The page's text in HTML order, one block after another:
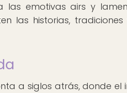
las emotivas airs y
las historias,
a siglos atrás, donde el